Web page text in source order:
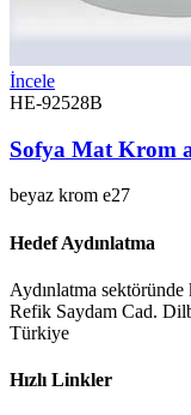
İncele
HE-92528B
Sofya Mat Krom
beyaz krom e27
Hedef Aydınlatma
Aydınlatma
Refik Saydam Cad.
Türkiye
Hızlı Linkler